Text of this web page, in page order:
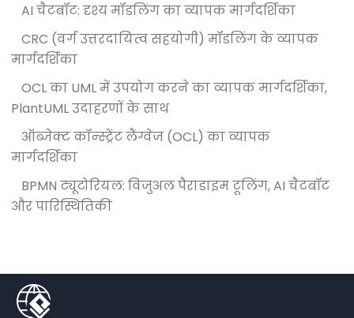
AI चैटबॉट: दृश्य मॉडलिंग का व्यापक मार्गदर्शिका
CRC (वर्ग उत्तरदायित्व सहयोगी) मॉडलिंग के व्यापक
मार्गदर्शिका
OCL का UML में उपयोग करने का व्यापक मार्गदर्शिका,
PlantUML उदाहरणों के साथ
ऑब्जेक्ट कॉन्स्ट्रेंट लैंग्वेज (OCL) का व्यापक
मार्गदर्शिका
BPMN ट्यूटोरियल: विजुअल पैराडाइम टूलिंग, AI चैटबॉट
और पारिस्थितिकी